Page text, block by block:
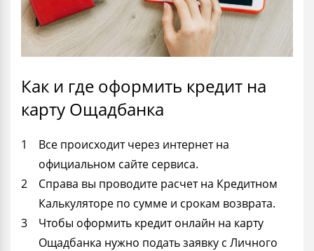
Как и где оформить кредит на
карту Ощадбанка
Все происходит через интернет на
официальном сайте сервиса.
Справа вы проводите расчет на Кредитном
Калькуляторе по сумме и срокам возврата.
Чтобы оформить кредит онлайн на карту
Ощадбанка нужно подать заявку с Личного